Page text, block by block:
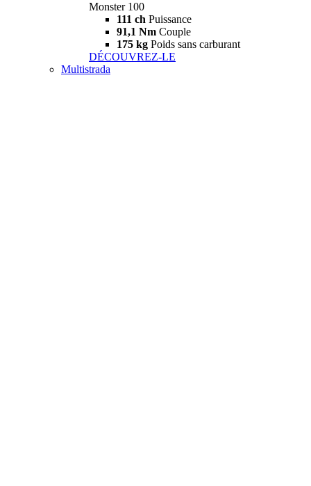
Monster 100
111 ch Puissance
91,1 Nm Couple
175 kg Poids sans carburant
DÉCOUVREZ-LE
Multistrada